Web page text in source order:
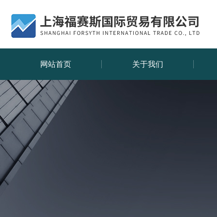
网站首页 关于我们